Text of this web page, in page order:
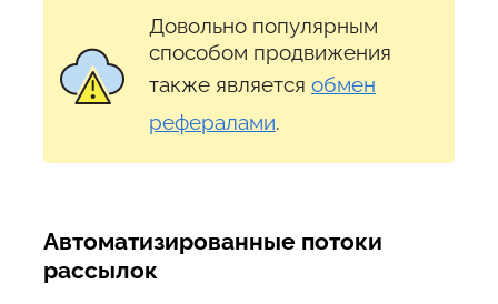
Довольно популярным
способом продвижения
также является обмен
рефералами.
Автоматизированные потоки
рассылок